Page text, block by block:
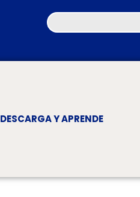
DESCARGA Y APRENDE